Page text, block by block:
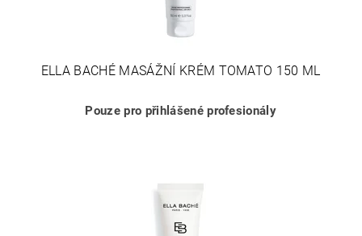
ELLA BACHÉ MASÁŽNÍ KRÉM TOMATO 150 ML
Pouze pro přihlášené profesionály